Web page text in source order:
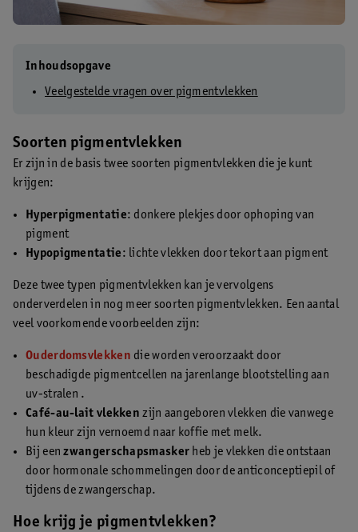
Inhoudsopgave
Veelgestelde vragen over pigmentvlekken
Soorten pigmentvlekken
Er zijn in de basis twee soorten pigmentvlekken die je kunt
krijgen:
Hyperpigmentatie: donkere plekjes door ophoping van
pigment
Hypopigmentatie: lichte vlekken door tekort aan pigment
Deze twee typen pigmentvlekken kan je vervolgens
onderverdelen in nog meer soorten pigmentvlekken. Een aantal
veel voorkomende voorbeelden zijn:
Ouderdomsvlekken die worden veroorzaakt door
beschadigde pigmentcellen na jarenlange blootstelling aan
uv-stralen .
Café-au-lait vlekken zijn aangeboren vlekken die vanwege
hun kleur zijn vernoemd naar koffie met melk.
Bij eenzwangerschapsmasker heb je vlekken die ontstaan
door hormonale schommelingen door de anticonceptiepil of
tijdens de zwangerschap.
Hoe krijg je pigmentvlekken?